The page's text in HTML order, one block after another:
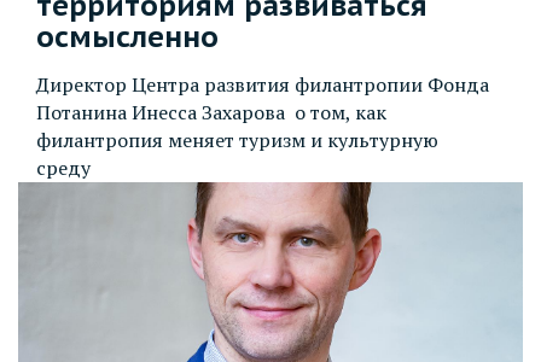
осмысленно
Директор Центра развития филантропии Фонда
Потанина Инесса Захарова о том, как
филантропия меняет туризм и культурную
среду